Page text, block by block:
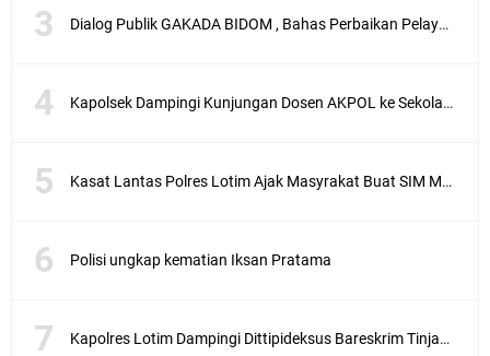
Dialog Publik GAKADA BIDOM , Bahas Perbaikan Pelayanan Medis di NTB
Kapolsek Dampingi Kunjungan Dosen AKPOL ke Sekolah Rakyat Gunungsari
Kasat Lantas Polres Lotim Ajak Masyrakat Buat SIM Melalui SATPAS Bukan Calo
Polisi ungkap kematian Iksan Pratama
Kapolres Lotim Dampingi Dittipideksus Bareskrim Tinjau Sentra Bawah Putih Sembalun